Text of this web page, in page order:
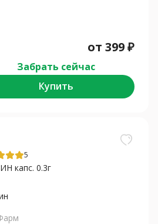
от 399₽
Забрать сейчас
Купить
5
капс. 0.3г